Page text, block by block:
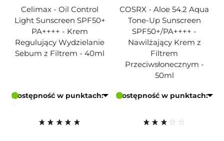
Celimax - Oil Control
Light Sunscreen SPF50+
PA++++ - Krem
Regulujący Wydzielanie
Sebum z Filtrem - 40ml
Dostępność w punktach:
COSRX - Aloe 54.2 Aqua
Tone-Up Sunscreen
SPF50+/PA++++ -
Nawilżający Krem z
Filtrem
Przeciwsłonecznym -
50ml
Dostępność w punktach: